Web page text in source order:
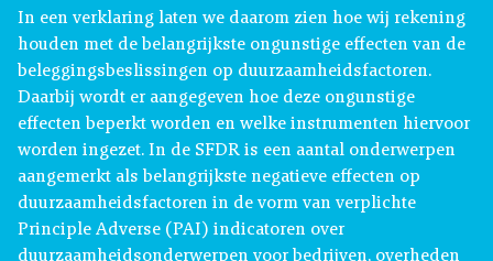
In een verklaring laten we daarom zien hoe wij rekening
houden met de belangrijkste ongunstige effecten van de
beleggingsbeslissingen op duurzaamheidsfactoren.
Daarbij wordt er aangegeven hoe deze ongunstige
effecten beperkt worden en welke instrumenten hiervoor
worden ingezet. In de SFDR is een aantal onderwerpen
aangemerkt als belangrijkste negatieve effecten op
duurzaamheidsfactoren in de vorm van verplichte
Principle Adverse (PAI) indicatoren over
duurzaamheidsonderwerpen voor bedrijven, overheden